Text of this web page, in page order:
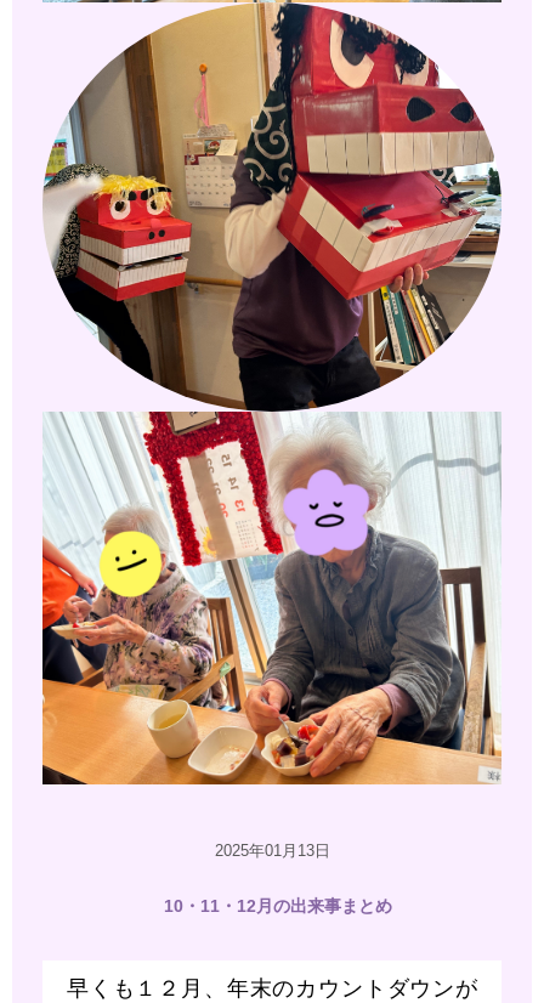
2025年01月13日
10・11・12月の出来事まとめ
早くも１２月、年末のカウントダウンが